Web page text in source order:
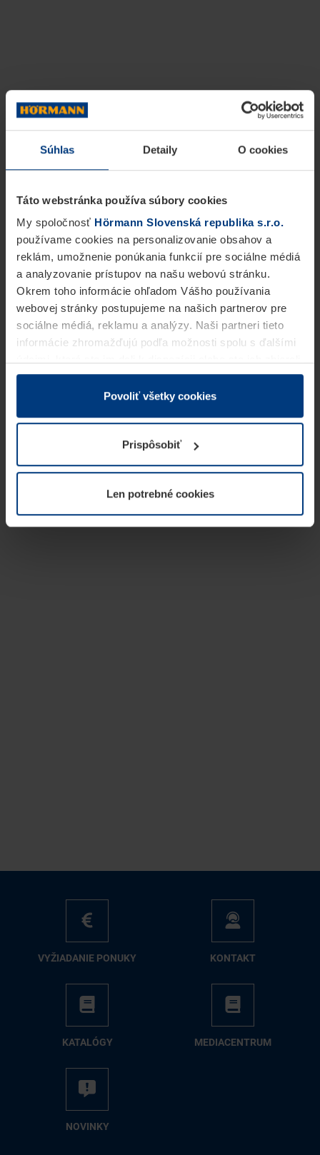
Súhlas Detaily O cookies
Táto webstránka používa súbory cookies
My spoločnosť Hörmann Slovenská republika s.r.o.
používame cookies na personalizovanie obsahov a
reklám, umožnenie ponúkania funkcií pre sociálne médiá
a analyzovanie prístupov na našu webovú stránku.
Okrem toho informácie ohľadom Vášho používania
webovej stránky postupujeme na našich partnerov pre
sociálne médiá, reklamu a analýzy. Naši partneri tieto
informácie zhromažďujú podľa možnosti spolu s ďalšími
v rámci Vášho využívania služieb.
Z právneho hľadiska môžeme cookies ukladať na Vašom
prevádzku tejto stránky. Pre všetky ostatné typy cookie
potrebujeme Vaše povolenie. Vaše povolenie môžete
kedykoľvek zmeniť alebo odvolať vo vysvetlení cookie
našej webovej stránky.
Povoliť všetky cookies
Prispôsobiť
Len potrebné cookies
VY­ŽIA­DA­NIE PO­NU­KY KON­TAKT
KA­TA­LÓ­GY ME­DIA­CEN­TRUM
NO­VIN­KY